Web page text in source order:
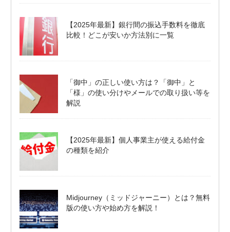
【2025年最新】銀行間の振込手数料を徹底
比較！どこが安いか方法別に一覧
「御中」の正しい使い方は？「御中」と
「様」の使い分けやメールでの取り扱い等を
解説
【2025年最新】個人事業主が使える給付金
の種類を紹介
Midjourney（ミッドジャーニー）とは？無料
版の使い方や始め方を解説！